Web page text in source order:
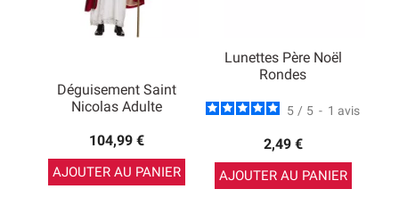
Déguisement Saint
Nicolas Adulte
104,99 €
AJOUTER AU PANIER
Lunettes Père Noël
Rondes
5 / 5 - 1 avis
2,49 €
AJOUTER AU PANIER